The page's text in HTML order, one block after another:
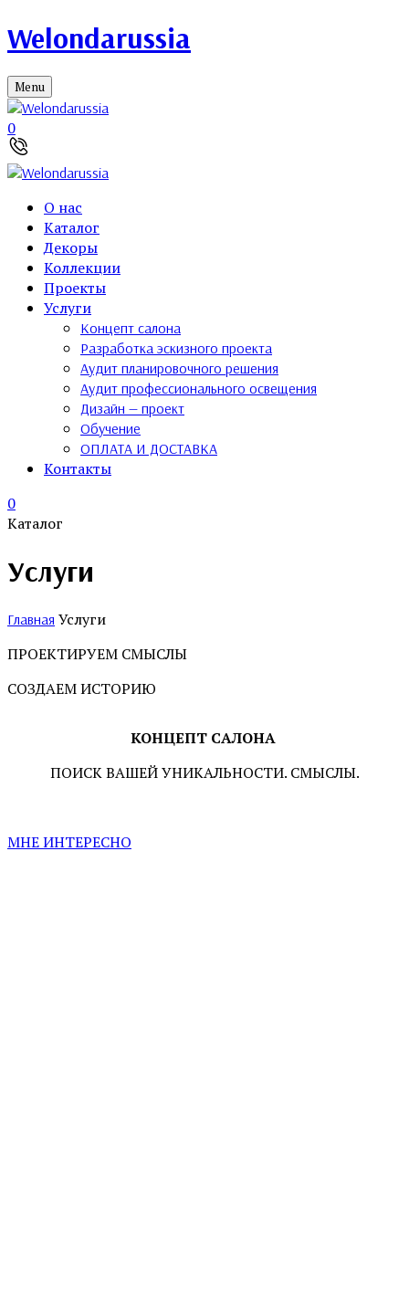
Welondarussia
Menu
0
О нас
Каталог
Декоры
Коллекции
Проекты
Услуги
Концепт салона
Разработка эскизного проекта
Аудит планировочного решения
Аудит профессионального освещения
Дизайн — проект
Обучение
ОПЛАТА И ДОСТАВКА
Контакты
0
Каталог
Услуги
Главная Услуги
ПРОЕКТИРУЕМ СМЫСЛЫ
СОЗДАЕМ ИСТОРИЮ
КОНЦЕПТ САЛОНА
ПОИСК ВАШЕЙ УНИКАЛЬНОСТИ. СМЫСЛЫ.
МНЕ ИНТЕРЕСНО